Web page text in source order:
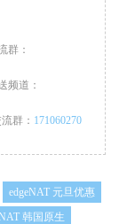
群：
频道：
群： 171060270
edgeNAT 元旦优惠
韩国原生